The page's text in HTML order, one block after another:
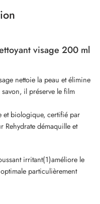
visage 200 ml
nettoie la peau et élimine
il préserve le film
et biologique, certifié par
Rehydrate démaquille et
irritant(1)améliore le
particulièrement